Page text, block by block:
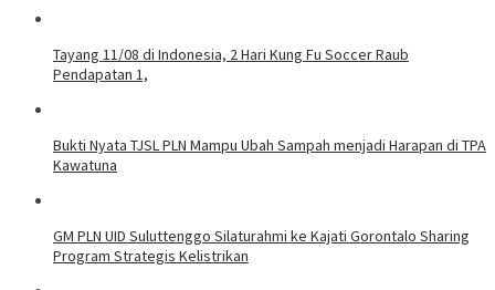
Tayang 11/08 di Indonesia, 2 Hari Kung Fu Soccer Raub
Pendapatan 1,
Bukti Nyata TJSL PLN Mampu Ubah Sampah menjadi Harapan di TPA
Kawatuna
GM PLN UID Suluttenggo Silaturahmi ke Kajati Gorontalo Sharing
Program Strategis Kelistrikan